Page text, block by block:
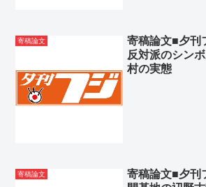
寄稿論文
寄稿論文■夕刊
反対派のシン
村の実態
寄稿論文
寄稿論文■夕刊